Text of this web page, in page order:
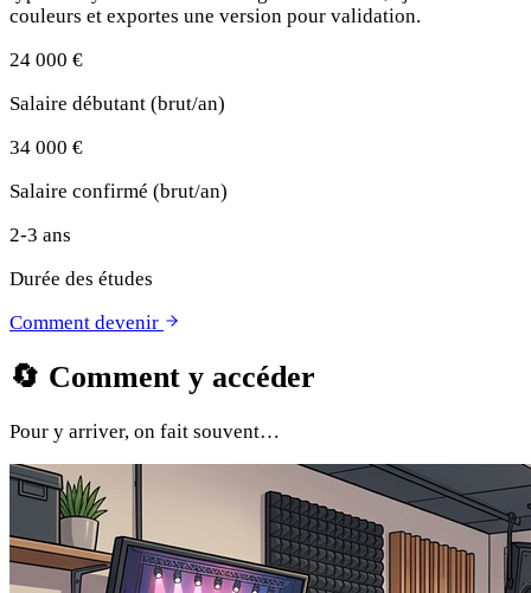
couleurs et exportes une version pour validation.
24 000 €
Salaire débutant (brut/an)
34 000 €
Salaire confirmé (brut/an)
2-3 ans
Durée des études
Comment devenir
🔄 Comment y accéder
Pour y arriver, on fait souvent…